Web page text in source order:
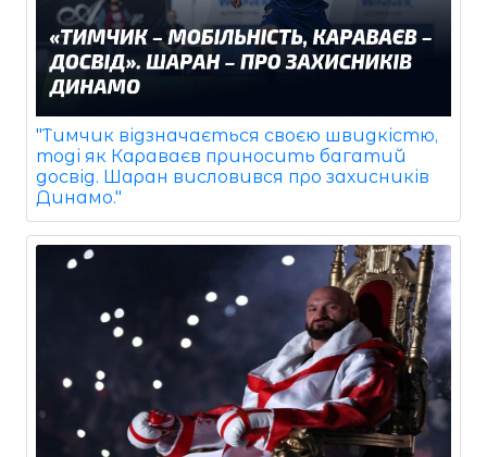
"Тимчик відзначається своєю швидкістю,
тоді як Караваєв приносить багатий
досвід. Шаран висловився про захисників
Динамо."